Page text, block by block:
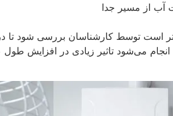
آب از مسیر جدا
از کارکرد دستگاه بهتر است توسط کارشناسان
می‌شود تاثیر زیادی در افزایش طول